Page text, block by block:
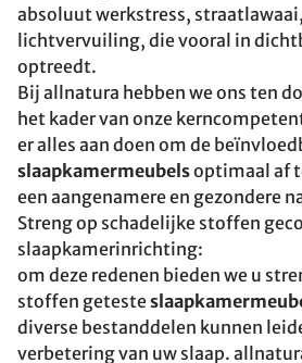
absoluut werkstress,
lichtvervuiling, die vooral in
optreedt.
Bij allnatura hebben we ons ten
het kader van onze
er alles aan doen om de
slaapkamermeubelsoptimaal af
een aangenamere en gezondere
Streng op schadelijke stoffen
slaapkamerinrichting:
om deze redenen bieden we u
stoffen geteste
diverse bestanddelen kunnen
verbetering van uw slaap.